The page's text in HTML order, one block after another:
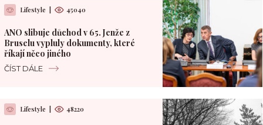
Lifestyle 45040
ANO slibuje důchod v 65. Jenže z
Bruselu vypluly dokumenty, které
říkají něco jiného
ČÍST DÁLE
Lifestyle 48220